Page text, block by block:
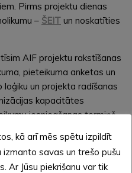
Pirms projektu dienas
– ŠEIT un noskatīties
AIF projektu rakstīšanas
pieteikuma anketas un
un projekta radīšanas
kapacitātes
iesniegšanas termiņš –
sava projekta ideju,
par konkursu un
kā arī mēs spētu izpildīt
savas un trešo pušu
Ar Jūsu piekrišanu var tik